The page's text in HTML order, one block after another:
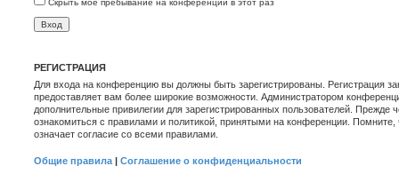
РЕГИСТРАЦИЯ
Для входа на конференцию вы должны быть зарегистрированы. Регистрация
предоставляет вам более широкие возможности. Администратором
дополнительные привилегии для зарегистрированных пользователей. Прежде
ознакомиться с правилами и политикой, принятыми на конференции.
означает согласие со всеми правилами.
Общие правила | Соглашение о конфиденциальности